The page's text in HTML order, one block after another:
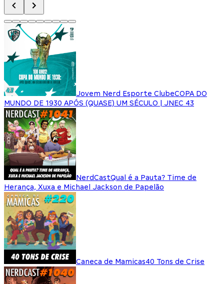
Jovem Nerd Esporte ClubeCOPA DO
MUNDO DE 1930 APÓS (QUASE) UM SÉCULO | JNEC 43
NerdCastQual é a Pauta? Time de
Herança, Xuxa e Michael Jackson de Papelão
Caneca de Mamicas40 Tons de Crise